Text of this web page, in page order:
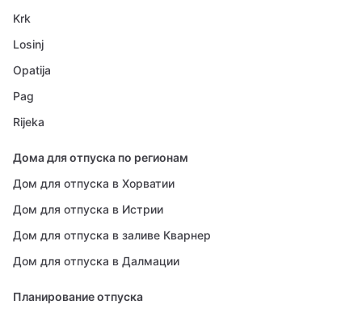
Krk
Losinj
Opatija
Pag
Rijeka
Дома для отпуска по регионам
Дом для отпуска в Хорватии
Дом для отпуска в Истрии
Дом для отпуска в заливе Кварнер
Дом для отпуска в Далмации
Планирование отпуска